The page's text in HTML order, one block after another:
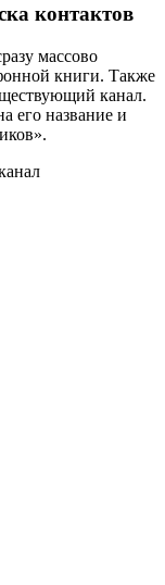
контактов
массово
книги. Также
канал.
его название и